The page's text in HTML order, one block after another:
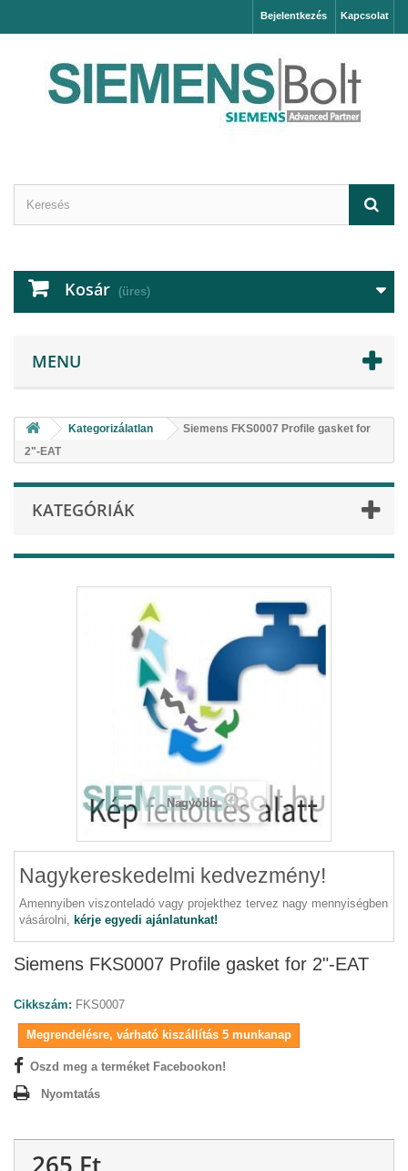
Kapcsolat
Bejelentkezés
Kosár (üres)
MENU
Kategorizálatlan
Siemens FKS0007 Profile gasket for
2"-EAT
KATEGÓRIÁK
Nagyobb
Nagykereskedelmi kedvezmény!
Amennyiben viszonteladó vagy projekthez tervez nagy mennyiségben
vásárolni, kérje egyedi ajánlatunkat!
Siemens FKS0007 Profile gasket for 2"-EAT
Cikkszám: FKS0007
Megrendelésre, várható kiszállítás 5 munkanap
Oszd meg a terméket Facebookon!
Nyomtatás